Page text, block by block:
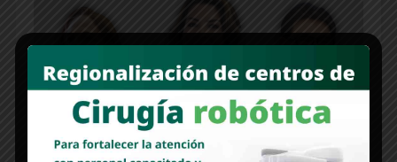
Entre la aprobación y el desgaste, los mejores y
los peores alcaldes en Sonora